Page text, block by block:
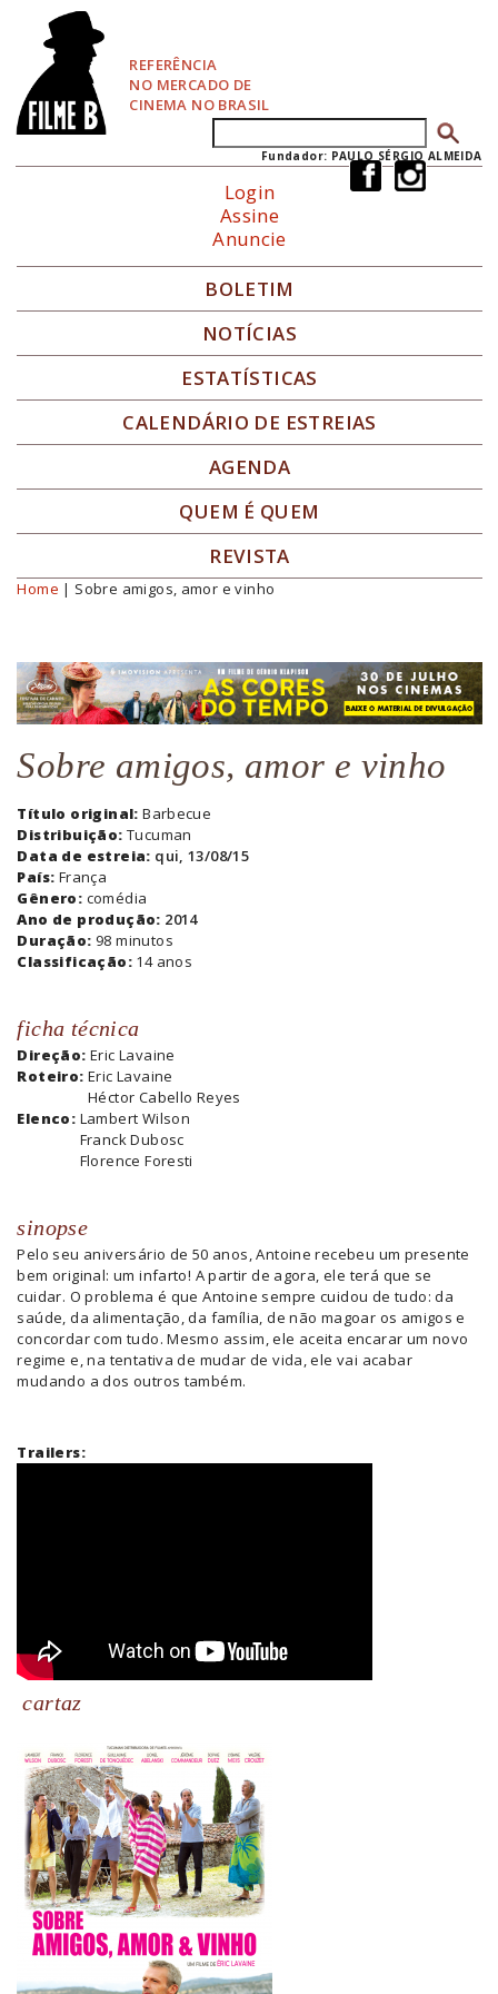
REFERÊNCIA
NO MERCADO DE
CINEMA NO BRASIL
Formulário de busca
Fundador: PAULO SÉRGIO ALMEIDA
Login
Assine
Anuncie
BOLETIM
NOTÍCIAS
ESTATÍSTICAS
CALENDÁRIO DE ESTREIAS
AGENDA
QUEM É QUEM
REVISTA
Você está aqui
Home | Sobre amigos, amor e vinho
Sobre amigos, amor e vinho
Título original:Barbecue
Distribuição: Tucuman
Data de estreia: qui, 13/08/15
País: França
Gênero: comédia
Ano de produção: 2014
Duração: 98 minutos
Classificação: 14 anos
ficha técnica
Direção: Eric Lavaine
Roteiro: Eric Lavaine
Héctor Cabello Reyes
Elenco: Lambert Wilson
Franck Dubosc
Florence Foresti
sinopse
Pelo seu aniversário de 50 anos, Antoine recebeu um presente
bem original: um infarto! A partir de agora, ele terá que se
cuidar. O problema é que Antoine sempre cuidou de tudo: da
saúde, da alimentação, da família, de não magoar os amigos e
concordar com tudo. Mesmo assim, ele aceita encarar um novo
regime e, na tentativa de mudar de vida, ele vai acabar
mudando a dos outros também.
Trailers:
cartaz